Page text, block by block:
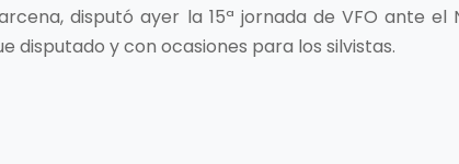
disputó ayer la 15ª jornada de VFO ante el
disputado y con ocasiones para los silvistas.